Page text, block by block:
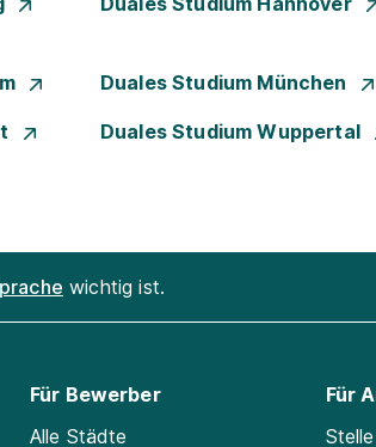
Duales Studium München
Duales Studium Wuppertal
wichtig ist.
Für Bewerber
Alle Städte
Für